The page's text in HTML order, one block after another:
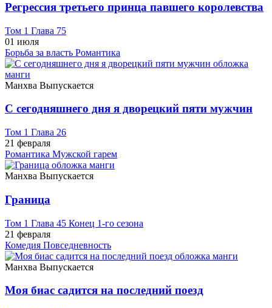
Регрессия третьего принца павшего королевства
Том 1 Глава 75
01 июля
Борьба за власть Романтика
Манхва Выпускается
С сегодняшнего дня я дворецкий пяти мужчин
Том 1 Глава 26
21 февраля
Романтика Мужской гарем
Манхва Выпускается
Граница
Том 1 Глава 45 Конец 1-го сезона
21 февраля
Комедия Повседневность
Манхва Выпускается
Моя биас садится на последний поезд